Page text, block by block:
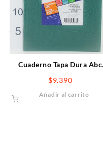
Cuaderno Tapa Dura Abc
Rivadavia X50 Hojas
Cuadriculadas Verde
$9.390
Añadir al carrito